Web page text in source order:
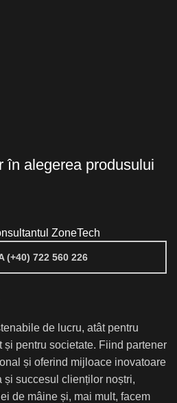
în alegerea produsului
ZoneTech
(+40) 722 560 226
de lucru, atât pentru
și pentru societate. Fiind partener
și oferind mijloace inovatoare
și succesul clienților noștri,
de mâine și, mai mult, facem